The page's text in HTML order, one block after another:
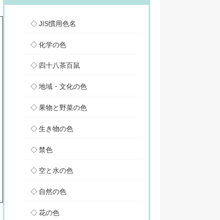
JIS慣用色名
化学の色
四十八茶百鼠
地域・文化の色
果物と野菜の色
生き物の色
禁色
空と水の色
自然の色
花の色